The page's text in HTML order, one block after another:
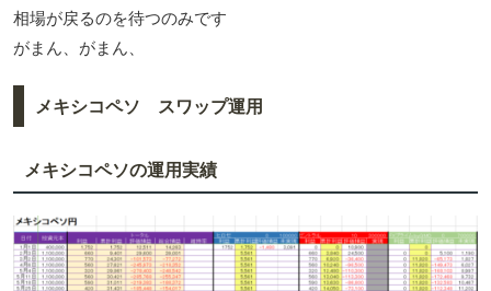
相場が戻るのを待つのみです
がまん、がまん、
メキシコペソ スワップ運用
メキシコペソの運用実績